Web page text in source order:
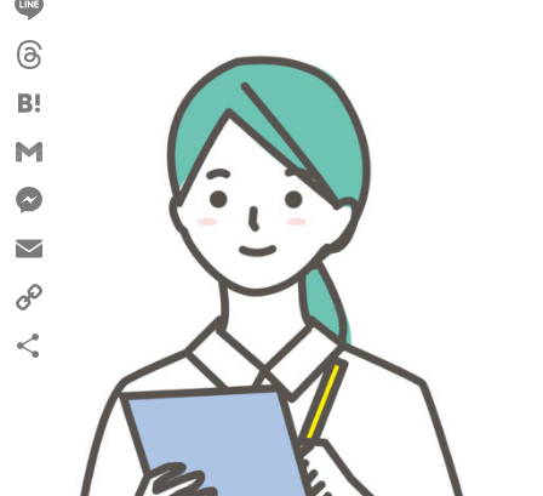
Line
Threads
Hatena
Gmail
Messenger
Email
Copy